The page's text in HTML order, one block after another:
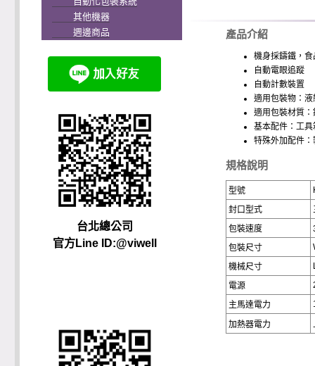
其他機器
週邊商品
台北總公司
官方Line ID:@viwell
產品介紹
機身採鑄鐵，
自動電眼追蹤
自動計數裝置
適用包裝物：
適用包裝材質
基本配件：工
特殊外加配件
規格說明
型號
封口型式
包裝速度
包裝尺寸
機械尺寸
電源
主馬達電力
加熱器電力